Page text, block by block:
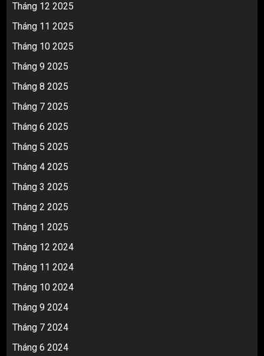
Tháng 12 2025
Tháng 11 2025
Tháng 10 2025
Tháng 9 2025
Tháng 8 2025
Tháng 7 2025
Tháng 6 2025
Tháng 5 2025
Tháng 4 2025
Tháng 3 2025
Tháng 2 2025
Tháng 1 2025
Tháng 12 2024
Tháng 11 2024
Tháng 10 2024
Tháng 9 2024
Tháng 7 2024
Tháng 6 2024